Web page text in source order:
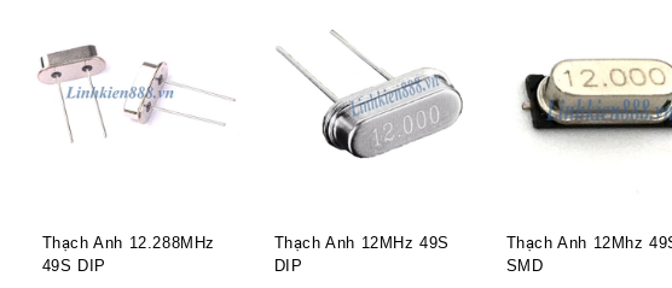
Thạch Anh 12.288MHz
49S DIP
Thạch Anh 12MHz 49S
DIP
Thạch Anh 12Mhz
SMD